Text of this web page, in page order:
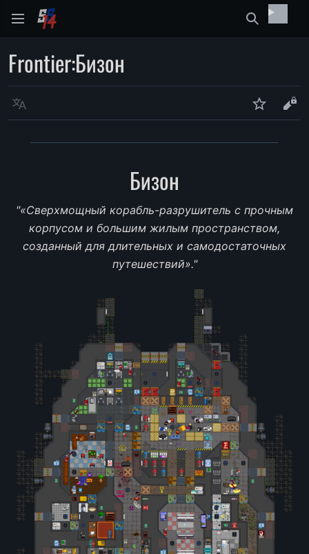
Найти
Frontier:Бизон
Язык Следить
Бизон
"«Сверхмощный корабль-разрушитель с прочным
корпусом и большим жилым пространством,
созданный для длительных и самодостаточных
путешествий»."